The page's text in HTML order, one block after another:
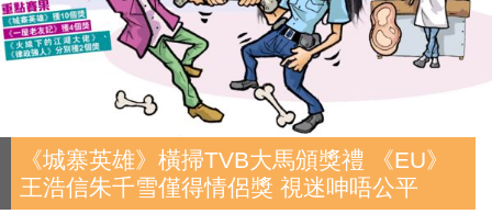
《城寨英雄》橫掃TVB大馬頒獎禮 《EU》
王浩信朱千雪僅得情侶獎 視迷呻唔公平